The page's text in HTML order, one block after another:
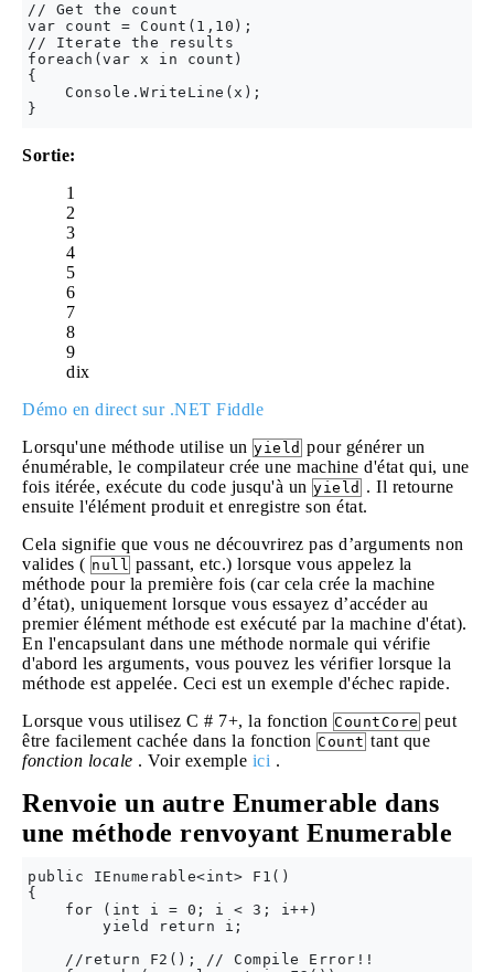
// Get the count
var count = Count(1,10);
// Iterate the results
foreach(var x in count)
{
    Console.WriteLine(x);
Sortie:
1
2
3
4
5
6
7
8
9
dix
Démo en direct sur .NET Fiddle
Lorsqu'une méthode utilise un yield pour générer un
énumérable, le compilateur crée une machine d'état qui, une
fois itérée, exécute du code jusqu'à un yield . Il retourne
ensuite l'élément produit et enregistre son état.
Cela signifie que vous ne découvrirez pas d’arguments non
valides ( null passant, etc.) lorsque vous appelez la
méthode pour la première fois (car cela crée la machine
d’état), uniquement lorsque vous essayez d’accéder au
premier élément méthode est exécuté par la machine d'état).
En l'encapsulant dans une méthode normale qui vérifie
d'abord les arguments, vous pouvez les vérifier lorsque la
méthode est appelée. Ceci est un exemple d'échec rapide.
Lorsque vous utilisez C # 7+, la fonction CountCore peut
être facilement cachée dans la fonction Count tant que
fonction locale . Voir exemple ici .
Renvoie un autre Enumerable dans
une méthode renvoyant Enumerable
public IEnumerable<int> F1()
{
    for (int i = 0; i < 3; i++)
        yield return i;
    //return F2(); // Compile Error!!